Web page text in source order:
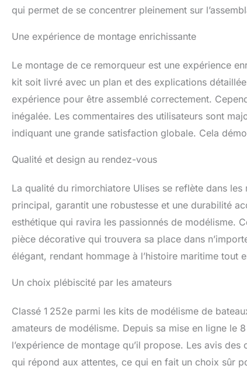
qui permet de se concentrer pleinement sur
Une expérience de montage enrichissante
Le montage de ce remorqueur est une expérience
kit soit livré avec un plan et des explications
expérience pour être assemblé correctement.
inégalée. Les commentaires des utilisateurs sont
indiquant une grande satisfaction globale. Cela
Qualité et design au rendez-vous
La qualité du rimorchiatore Ulises se reflète dans
principal, garantit une robustesse et une durabilité
esthétique qui ravira les passionnés de modélisme.
pièce décorative qui trouvera sa place dans
élégant, rendant hommage à l’histoire maritime
Un choix plébiscité par les amateurs
Classé 1 252e parmi les kits de modélisme de
amateurs de modélisme. Depuis sa mise en ligne le
l’expérience de montage qu’il propose. Les avis
qui répond aux attentes, ce qui en fait un choix sûr